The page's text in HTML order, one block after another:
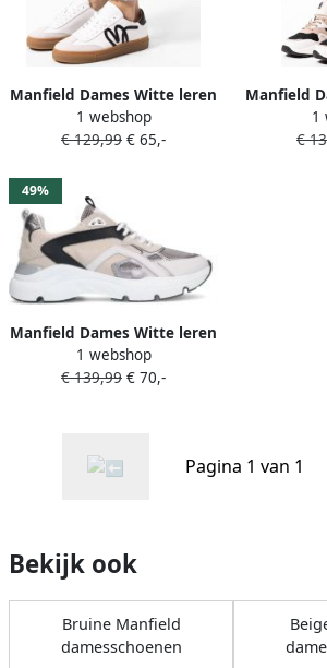
Manfield Dames Witte leren
sneakers met zwarte
details
1 webshop
€ 129,99 € 65,-
Manfield
sneakers
1
€
49%
Manfield Dames Witte leren
sneakers met mesh details
1 webshop
€ 139,99 € 70,-
Pagina 1 van 1
Bekijk ook
Bruine Manfield
damesschoenen